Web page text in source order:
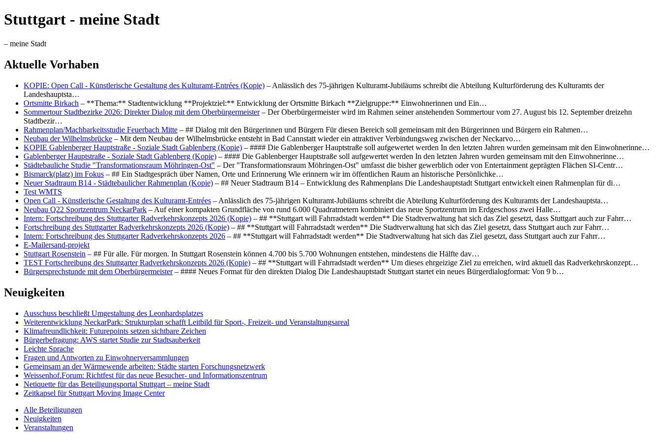
Stuttgart - meine Stadt
– meine Stadt
Aktuelle Vorhaben
KOPIE: Open Call - Künstlerische Gestaltung des Kulturamt-Entrées (Kopie) – Anlässlich des 75-jährigen Kulturamt-Jubiläums schreibt die Abteilung Kulturförderung des Kulturamts der
Landeshauptsta…
Ortsmitte Birkach – **Thema:** Stadtentwicklung **Projektziel:** Entwicklung der Ortsmitte Birkach **Zielgruppe:** Einwohnerinnen und Ein…
Sommertour Stadtbezirke 2026: Direkter Dialog mit dem Oberbürgermeister– Der Oberbürgermeister wird im Rahmen seiner anstehenden Sommertour vom 27. August bis 12. September dreizehn
Stadtbezir…
Rahmenplan/Machbarkeitsstudie Feuerbach Mitte – ## Dialog mit den Bürgerinnen und Bürgern Für diesen Bereich soll gemeinsam mit den Bürgerinnen und Bürgern ein Rahmen…
Neubau der Wilhelmsbrücke – Mit dem Neubau der Wilhelmsbrücke entsteht in Bad Cannstatt wieder ein attraktiver Verbindungsweg zwischen der Neckarvo…
KOPIE Gablenberger Hauptstraße - Soziale Stadt Gablenberg (Kopie) – #### Die Gablenberger Hauptstraße soll aufgewertet werden In den letzten Jahren wurden gemeinsam mit den Einwohnerinne…
Gablenberger Hauptstraße - Soziale Stadt Gablenberg (Kopie) – #### Die Gablenberger Hauptstraße soll aufgewertet werden In den letzten Jahren wurden gemeinsam mit den Einwohnerinne…
Städtebauliche Studie "Transformationsraum Möhringen-Ost" – Der "Transformationsraum Möhringen-Ost" umfasst die bisher gewerblich oder von Entertainment geprägten Flächen SI-Centr…
Bismarck(platz) im Fokus – ## Ein Stadtgespräch über Namen, Orte und Erinnerung Wie erinnern wir im öffentlichen Raum an historische Persönlichke…
Neuer Stadtraum B14 - Städtebaulicher Rahmenplan (Kopie) – ## Neuer Stadtraum B14 – Entwicklung des Rahmenplans Die Landeshauptstadt Stuttgart entwickelt einen Rahmenplan für di…
Test WMTS
Open Call - Künstlerische Gestaltung des Kulturamt-Entrées – Anlässlich des 75-jährigen Kulturamt-Jubiläums schreibt die Abteilung Kulturförderung des Kulturamts der Landeshauptsta…
Neubau Q22 Sportzentrum NeckarPark – Auf einer kompakten Grundfläche von rund 6.000 Quadratmetern kombiniert das neue Sportzentrum im Erdgeschoss zwei Halle…
Intern: Fortschreibung des Stuttgarter Radverkehrskonzepts 2026 (Kopie) – ## **Stuttgart will Fahrradstadt werden** Die Stadtverwaltung hat sich das Ziel gesetzt, dass Stuttgart auch zur Fahrr…
Fortschreibung des Stuttgarter Radverkehrskonzepts 2026 (Kopie) – ## **Stuttgart will Fahrradstadt werden** Die Stadtverwaltung hat sich das Ziel gesetzt, dass Stuttgart auch zur Fahrr…
Intern: Fortschreibung des Stuttgarter Radverkehrskonzepts 2026 – ## **Stuttgart will Fahrradstadt werden** Die Stadtverwaltung hat sich das Ziel gesetzt, dass Stuttgart auch zur Fahrr…
E-Mailersand-projekt
Stuttgart Rosenstein – ## Für alle. Für morgen. In Stuttgart Rosenstein können 4.700 bis 5.700 Wohnungen entstehen, mindestens die Hälfte dav…
TEST Fortschreibung des Stuttgarter Radverkehrskonzepts 2026 (Kopie) – ## **Stuttgart will Fahrradstadt werden** Um dieses ehrgeizige Ziel zu erreichen, wird aktuell das Radverkehrskonzept…
Bürgersprechstunde mit dem Oberbürgermeister– #### Neues Format für den direkten Dialog Die Landeshauptstadt Stuttgart startet ein neues Bürgerdialogformat: Von 9 b…
Neuigkeiten
Ausschuss beschließt Umgestaltung des Leonhards­platzes
Weiterentwicklung NeckarPark: Strukturplan schafft Leitbild für Sport-, Freizeit- und Veranstaltungsareal
Klimafreundlichkeit: Futurepoints setzen sichtbare Zeichen
Bürgerbefragung: AWS startet Studie zur Stadtsauberkeit
Leichte Sprache
Fragen und Antworten zu Einwohnerversammlungen
Gemeinsam an der Wärmewende arbeiten: Städte starten Forschungsnetzwerk
Weissenhof.Forum: Richtfest für das neue Besucher- und Informationszentrum
Netiquette für das Beteiligungsportal Stuttgart – meine Stadt
Zeitkapsel für Stuttgart Moving Image Center
Alle Beteiligungen
Neuigkeiten
Veranstaltungen